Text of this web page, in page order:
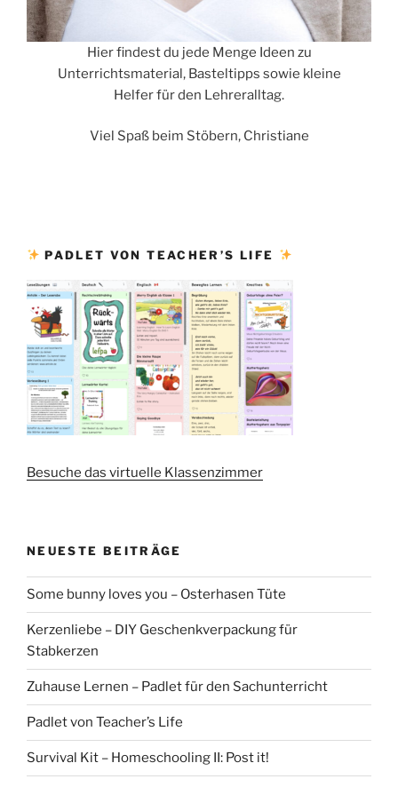
Hier findest du jede Menge Ideen zu
Unterrichtsmaterial, Basteltipps sowie kleine
Helfer für den Lehreralltag.
Viel Spaß beim Stöbern, Christiane
PADLET VON TEACHER’S LIFE
Besuche das virtuelle Klassenzimmer
NEUESTE BEITRÄGE
Some bunny loves you – Osterhasen Tüte
Kerzenliebe – DIY Geschenkverpackung für
Stabkerzen
Zuhause Lernen – Padlet für den Sachunterricht
Padlet von Teacher’s Life
Survival Kit – Homeschooling II: Post it!